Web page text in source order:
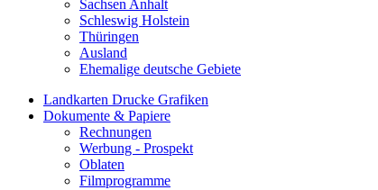
Sachsen Anhalt
Schleswig Holstein
Thüringen
Ausland
Ehemalige deutsche Gebiete
Landkarten Drucke Grafiken
Dokumente & Papiere
Rechnungen
Werbung - Prospekt
Oblaten
Filmprogramme